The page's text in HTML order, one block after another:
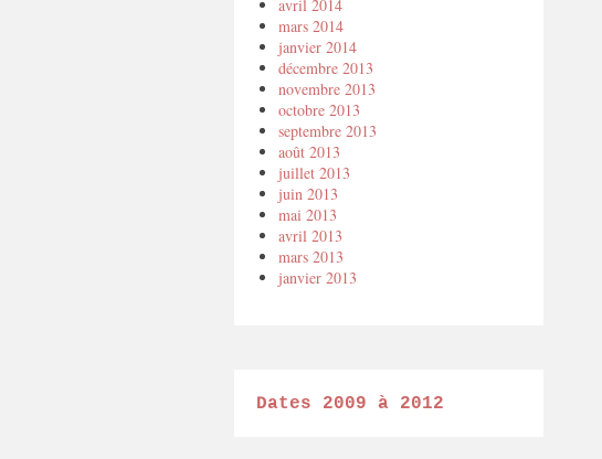
avril 2014
mars 2014
janvier 2014
décembre 2013
novembre 2013
octobre 2013
septembre 2013
août 2013
juillet 2013
juin 2013
mai 2013
avril 2013
mars 2013
janvier 2013
Dates 2009 à 2012